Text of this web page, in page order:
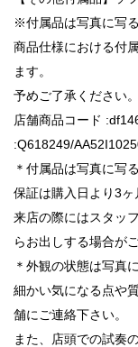
※付属品は写真に写
商品仕様における付
ます。
予めご了承ください。
店舗商品コード
:Q618249/
＊付属品は写真に写
保証は購入日より3ヶ
来店の際にはスタッ
らお出しする場合が
＊外観の状態は写真
細かい気になる点や
舗にご連絡下さい。
また、店頭での試奏